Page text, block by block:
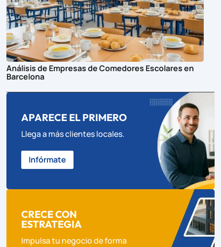
Análisis de Empresas de Comedores Escolares en
Barcelona
APARECE EL PRIMERO
Llega a más clientes locales.
Infórmate
CRECE CON
ESTRATEGIA
Impulsa tu negocio de forma